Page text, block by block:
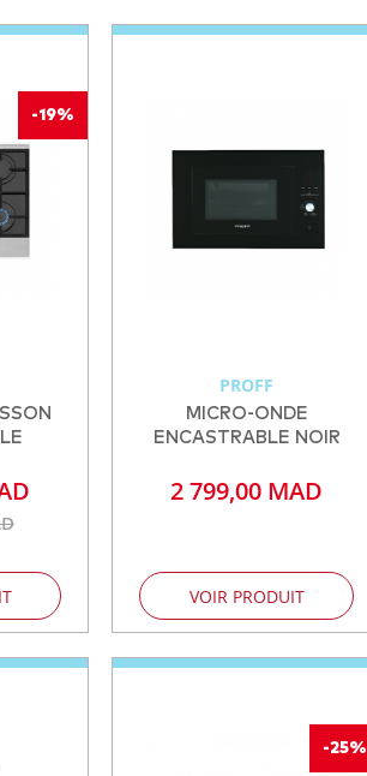
-19%
PROFF
MICRO-ONDE
ENCASTRABLE NOIR
2 799,00 MAD
VOIR PRODUIT
-25%